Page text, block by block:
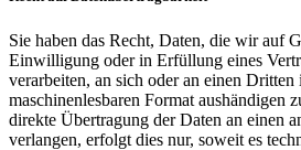
Sie haben das Recht, Daten, die wir auf
Einwilligung oder in Erfüllung eines
verarbeiten, an sich oder an einen Dritten
maschinenlesbaren Format aushändigen
direkte Übertragung der Daten an einen
verlangen, erfolgt dies nur, soweit es